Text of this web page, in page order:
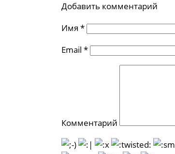
Добавить комментарий
Имя *
Email *
Комментарий